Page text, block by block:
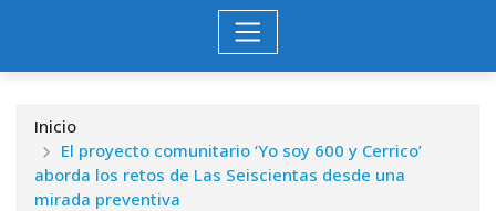
Inicio
El proyecto comunitario ‘Yo soy 600 y Cerrico’
aborda los retos de Las Seiscientas desde una
mirada preventiva